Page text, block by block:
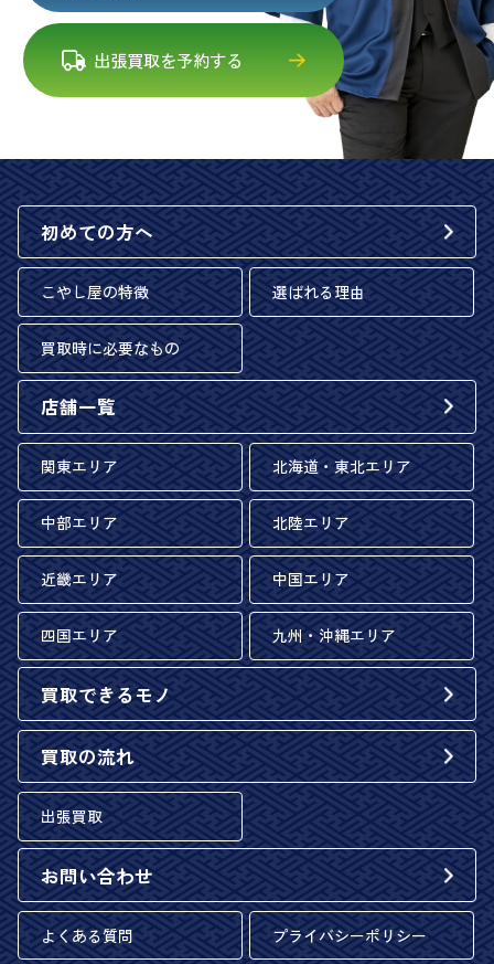
出張買取を予約する
初めての方へ
こやし屋の特徴 選ばれる理由
買取時に必要なもの
店舗一覧
関東エリア 北海道・東北エリア
中部エリア 北陸エリア
近畿エリア 中国エリア
四国エリア 九州・沖縄エリア
買取できるモノ
買取の流れ
出張買取
お問い合わせ
よくある質問 プライバシーポリシー